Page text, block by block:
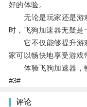
好的体验。
无论是玩家还是游
时，飞狗加速器无疑是
它不仅能够提升游
家可以畅快地享受游戏
体验飞狗加速器，畅
#3#
评论